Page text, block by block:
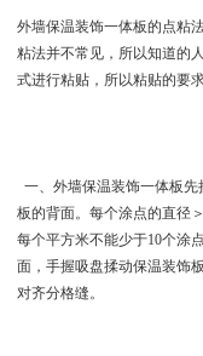
外墙保温装饰一体板的点粘
粘法并不常见，所以知道的
式进行粘贴，所以粘贴的要
一、 外墙保温装饰一体板
板的背面。每个涂点的直径
每个平方米不能少于10个涂
面，手握吸盘揉动保温装饰
对齐分格缝。